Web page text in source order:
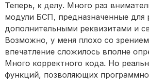
Теперь, к делу. Много раз
модули БСП, предназначенные для
дополнительными реквизитами и
Возможно, у меня плохо со
впечатление сложилось вполне
Много корректного кода. Но
функций, позволяющих программно